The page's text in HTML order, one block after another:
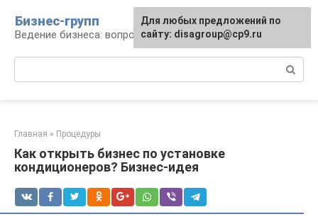
контенту
Бизнес-групп
Ведение бизнеса: вопросы, советы, проблемы
Главная » Процедуры
Как открыть бизнес по установке
кондиционеров? Бизнес-идея
Для любых предложений по
сайту: disagroup@cp9.ru